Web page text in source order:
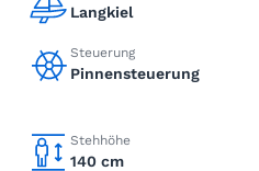
Langkiel
Steuerung
Pinnensteuerung
Stehhöhe
140 cm